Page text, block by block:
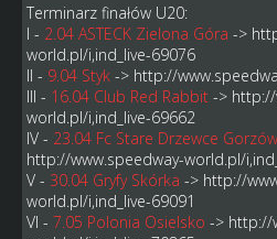
Terminarz finałów U20:
I - 2.04 ASTECK Zielona Góra ->
world.pl/i,ind_live-69076
II - 9.04 Styk-> http://
III - 16.04 Club Red Rabbit-> http://
world.pl/i,ind_live-69662
IV - 23.04 Fc Stare Drzewce
http://www.speedway-world.pl/
V - 30.04 Gryfy Skórka -> http://
world.pl/i,ind_live-69091
VI - 7.05 Polonia Osielsko -> http://